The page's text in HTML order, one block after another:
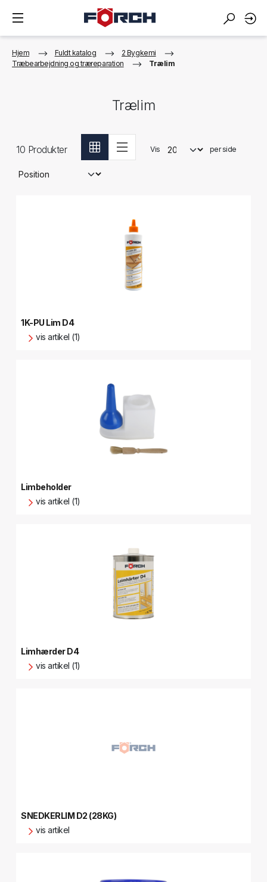
Hjem Fuldt katalog
2 Bygkemi
Træbearbejdning og træreparation
Trælim
Trælim
10 Produkter Vis per side
1K-PU Lim D4
vis artikel (1)
Limbeholder
vis artikel (1)
Limhærder D4
vis artikel (1)
SNEDKERLIM D2 (28KG)
vis artikel